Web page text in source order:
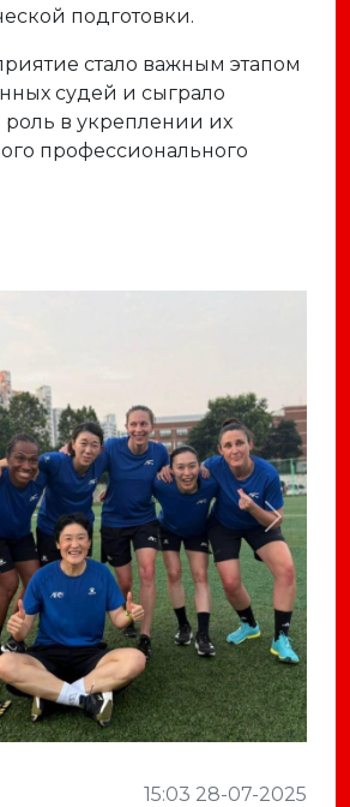
подготовки.
стало важным этапом
судей и сыграло
роль в укреплении их
профессионального
Next
15:03 28-07-2025